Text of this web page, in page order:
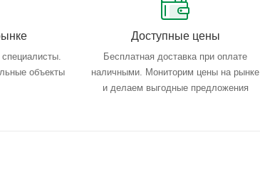
объекты
Доступные цены
Бесплатная доставка при оплате
наличными. Мониторим цены на рынке
и делаем выгодные предложения